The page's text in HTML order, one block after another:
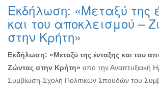
Εκδήλωση: «Μεταξύ της
και του αποκλεισμού –
στην Κρήτη»
Εκδήλωση: «Μεταξύ της ένταξης και του
Ζώντας στην Κρήτη» από την Αναπτυξιακή
Συμβίωση-Σχολή Πολιτικών Σπουδών του